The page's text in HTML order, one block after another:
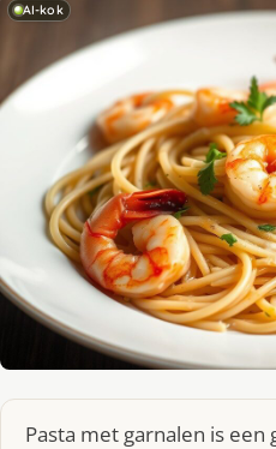
AI-kok
Pasta met garnalen is